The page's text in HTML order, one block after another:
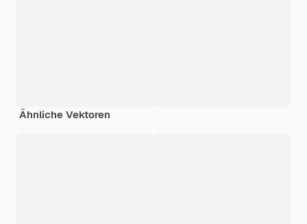
Ähnliche Vektoren